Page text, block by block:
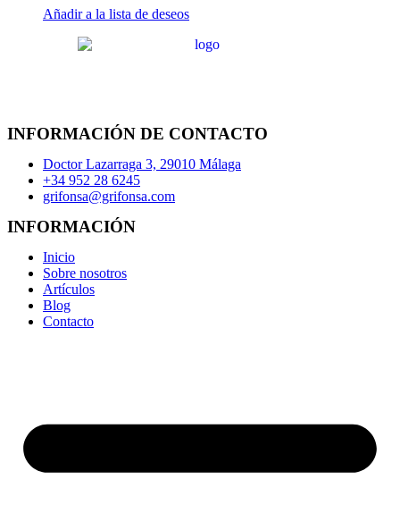
Añadir a la lista de deseos
INFORMACIÓN DE CONTACTO
Doctor Lazarraga 3, 29010 Málaga
+34 952 28 6245
grifonsa@grifonsa.com
INFORMACIÓN
Inicio
Sobre nosotros
Artículos
Blog
Contacto